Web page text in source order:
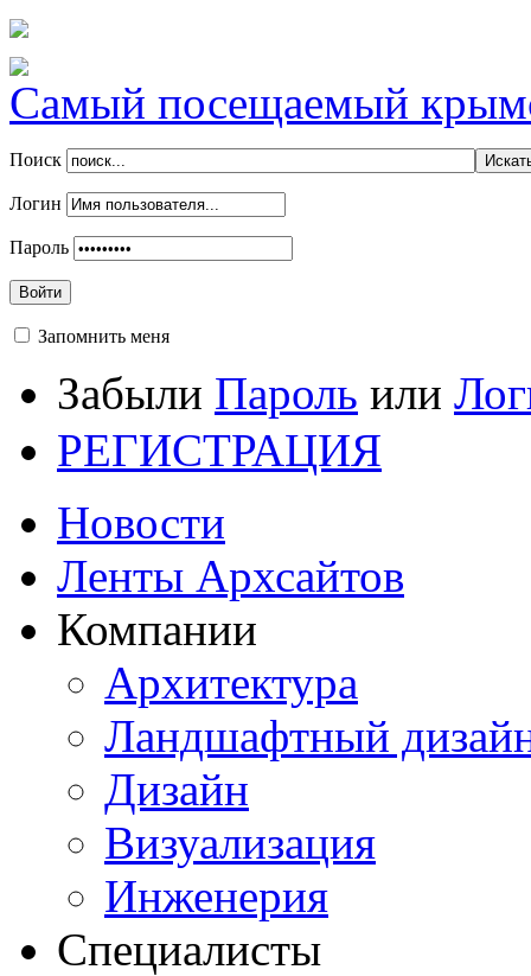
Самый посещаемый
Поиск
Логин
Пароль
Войти
Запомнить меня
Забыли Пароль или
РЕГИСТРАЦИЯ
Новости
Ленты Архсайтов
Компании
Архитектура
Ландшафтный
Дизайн
Визуализация
Инженерия
Специалисты